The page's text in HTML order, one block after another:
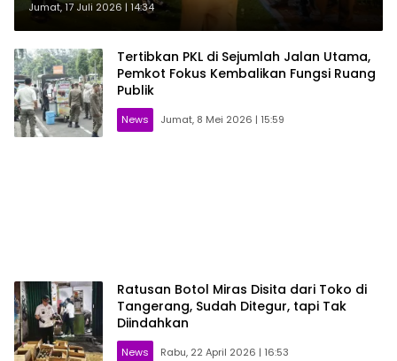
Pastikan Tak Ada Praktik
Prostitusi
Jumat, 17 Juli 2026 | 14:34
Tertibkan PKL di Sejumlah Jalan Utama,
Pemkot Fokus Kembalikan Fungsi Ruang
Publik
News Jumat, 8 Mei 2026 | 15:59
Ratusan Botol Miras Disita dari Toko di
Tangerang, Sudah Ditegur, tapi Tak
Diindahkan
News Rabu, 22 April 2026 | 16:53